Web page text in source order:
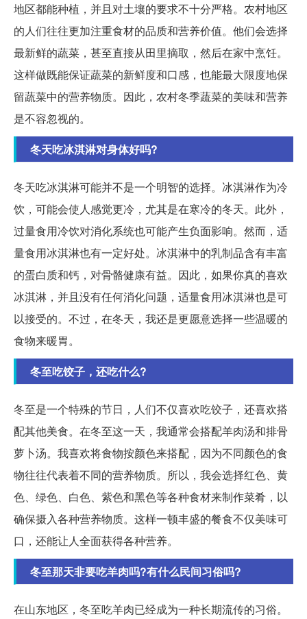
地区都能种植，并且对土壤的要求不十分严格。农村地区
的人们往往更加注重食材的品质和营养价值。他们会选择
最新鲜的蔬菜，甚至直接从田里摘取，然后在家中烹饪。
这样做既能保证蔬菜的新鲜度和口感，也能最大限度地保
留蔬菜中的营养物质。因此，农村冬季蔬菜的美味和营养
是不容忽视的。
冬天吃冰淇淋对身体好吗?
冬天吃冰淇淋可能并不是一个明智的选择。冰淇淋作为冷
饮，可能会使人感觉更冷，尤其是在寒冷的冬天。此外，
过量食用冷饮对消化系统也可能产生负面影响。然而，适
量食用冰淇淋也有一定好处。冰淇淋中的乳制品含有丰富
的蛋白质和钙，对骨骼健康有益。因此，如果你真的喜欢
冰淇淋，并且没有任何消化问题，适量食用冰淇淋也是可
以接受的。不过，在冬天，我还是更愿意选择一些温暖的
食物来暖胃。
冬至吃饺子，还吃什么?
冬至是一个特殊的节日，人们不仅喜欢吃饺子，还喜欢搭
配其他美食。在冬至这一天，我通常会搭配羊肉汤和排骨
萝卜汤。我喜欢将食物按颜色来搭配，因为不同颜色的食
物往往代表着不同的营养物质。所以，我会选择红色、黄
色、绿色、白色、紫色和黑色等各种食材来制作菜肴，以
确保摄入各种营养物质。这样一顿丰盛的餐食不仅美味可
口，还能让人全面获得各种营养。
冬至那天非要吃羊肉吗?有什么民间习俗吗?
在山东地区，冬至吃羊肉已经成为一种长期流传的习俗。